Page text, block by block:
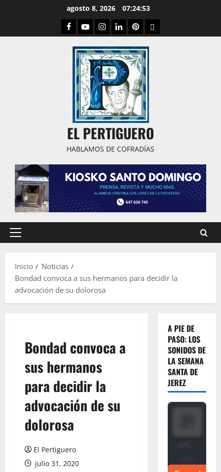
agosto 8, 2026 07:24:54
Facebook
YoutubeInstagram
LinkedPinterestDribbble
EL PERTIGUERO
HABLAMOS DE COFRADÍAS
Menú
Inicio
Noticias
Bondad convoca a sus hermanos para decidir la
advocación de su dolorosa
Bondad convoca a
sus hermanos
para decidir la
advocación de su
dolorosa
El Pertiguero
julio 31, 2020
A PIE DE
PASO: LOS
SONIDOS DE
LA SEMANA
SANTA DE
JEREZ